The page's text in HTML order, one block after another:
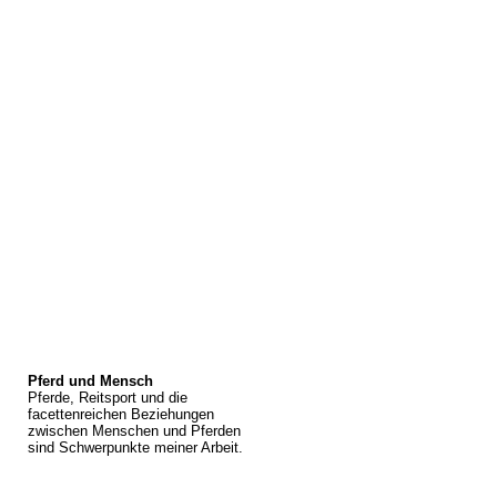
Pferd und Mensch
Pferde, Reitsport und die
facettenreichen Beziehungen
zwischen Menschen und Pferden
sind Schwerpunkte meiner Arbeit.